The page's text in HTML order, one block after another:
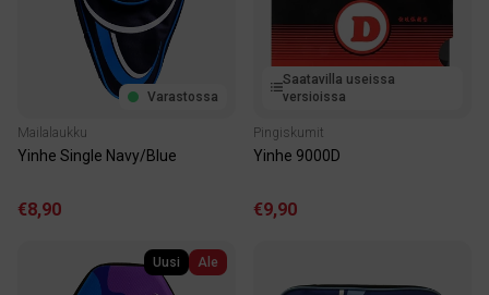
Varastossa
Mailalaukku
Yinhe Single Navy/Blue
€8,90
Saatavilla useissa
versioissa
Pingiskumit
Yinhe 9000D
€9,90
Uusi Ale